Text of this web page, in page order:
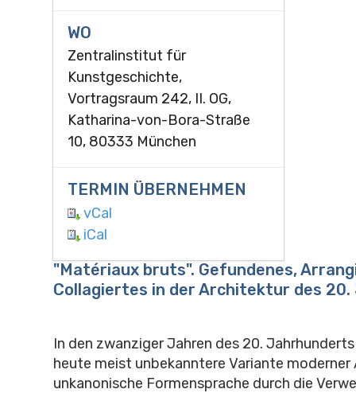
WO
Zentralinstitut für
Kunstgeschichte,
Vortragsraum 242, II. OG,
Katharina-von-Bora-Straße
10, 80333 München
TERMIN ÜBERNEHMEN
vCal
iCal
"Matériaux bruts". Gefundenes,
Collagiertes in der Architektur des
In den zwanziger Jahren des 20.
heute meist unbekanntere Variante moderner
unkanonische Formensprache durch die